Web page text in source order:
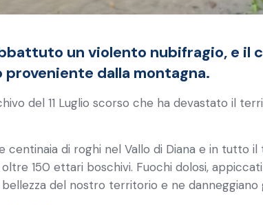
un violento nubifragio, e il
dalla montagna.
del 11 Luglio scorso che ha devastato il
centinaia di roghi nel Vallo di Diana e in tutto
150 ettari boschivi. Fuochi dolosi,
del nostro territorio e ne danneggiano